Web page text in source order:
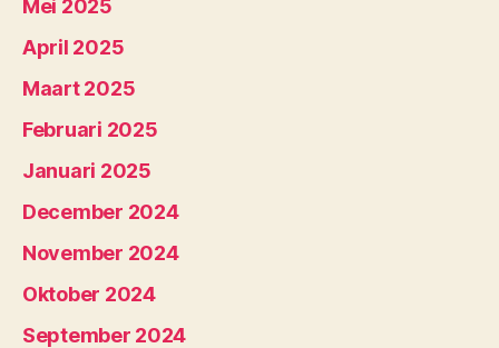
Mei 2025
April 2025
Maart 2025
Februari 2025
Januari 2025
December 2024
November 2024
Oktober 2024
September 2024